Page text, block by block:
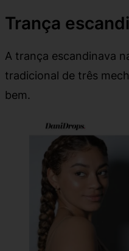
Trança
A trança escandinava
tradicional de três
bem.